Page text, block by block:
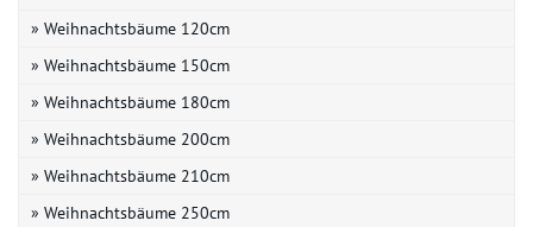
» Weihnachtsbäume 120cm
» Weihnachtsbäume 150cm
» Weihnachtsbäume 180cm
» Weihnachtsbäume 200cm
» Weihnachtsbäume 210cm
» Weihnachtsbäume 250cm